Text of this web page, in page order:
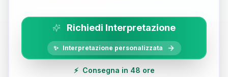
Richiedi Interpretazione
✨ Interpretazione personalizzata
⚡ Consegna in 48 ore